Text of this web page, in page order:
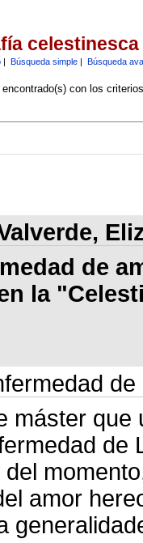
celestinesca
| Búsqueda simple| Búsqueda
con los
de
la
de
máster que
de
amor